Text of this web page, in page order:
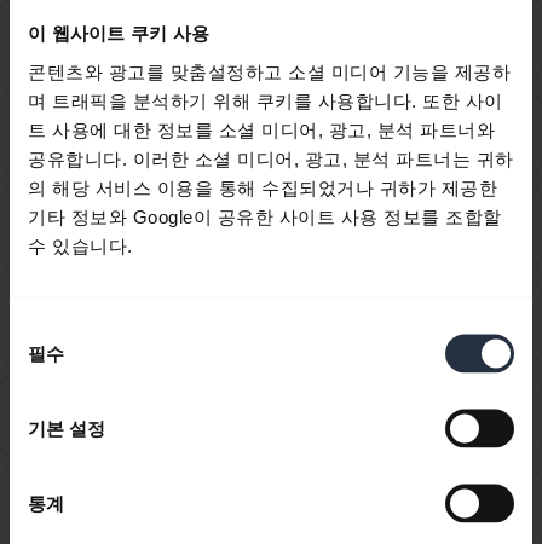
이 웹사이트 쿠키 사용
콘텐츠와 광고를 맞춤설정하고 소셜 미디어 기능을 제공하
며 트래픽을 분석하기 위해 쿠키를 사용합니다. 또한 사이
트 사용에 대한 정보를 소셜 미디어, 광고, 분석 파트너와
공유합니다. 이러한 소셜 미디어, 광고, 분석 파트너는 귀하
의 해당 서비스 이용을 통해 수집되었거나 귀하가 제공한
기타 정보와 Google이 공유한 사이트 사용 정보를 조합할
수 있습니다.
필수
기본 설정
통계
Avaya IX Workplace에서 사용할 수 있도록 Jabra 장치
Avaya One-X Agent에서 사용할 수 있도록 Jabra 장치
를 어떻게 설정합니까?
Avaya One-X Communicator에서 사용할 수 있도록
Jabra 장치를 어떻게 설정합니까?
게 설정해야 합니까?
chevron_right
Counterpath Bria 4를 사용하려면 Jabra 장치를 어떻게
chevron_right